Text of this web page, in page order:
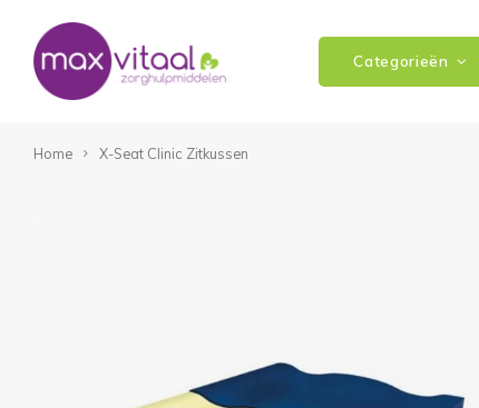
Categorieën
Home X-Seat Clinic Zitkussen